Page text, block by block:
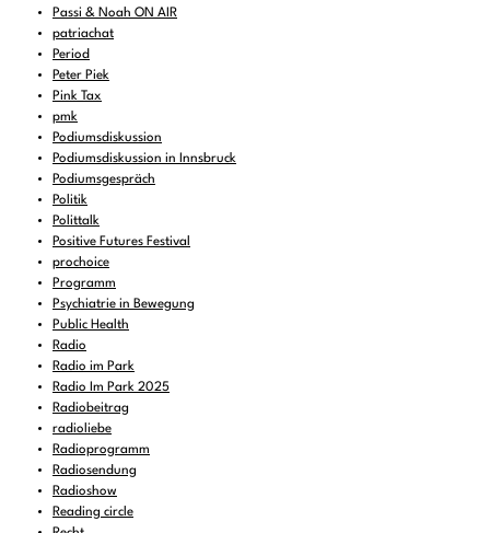
Passi & Noah ON AIR
patriachat
Period
Peter Piek
Pink Tax
pmk
Podiumsdiskussion
Podiumsdiskussion in Innsbruck
Podiumsgespräch
Politik
Polittalk
Positive Futures Festival
prochoice
Programm
Psychiatrie in Bewegung
Public Health
Radio
Radio im Park
Radio Im Park 2025
Radiobeitrag
radioliebe
Radioprogramm
Radiosendung
Radioshow
Reading circle